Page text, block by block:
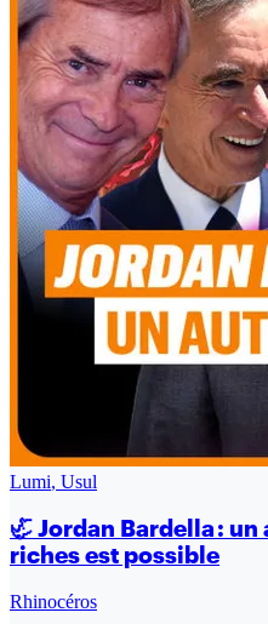
Lumi, Usul
🦏 Jordan Bardella :
riches est possible
Rhinocéros